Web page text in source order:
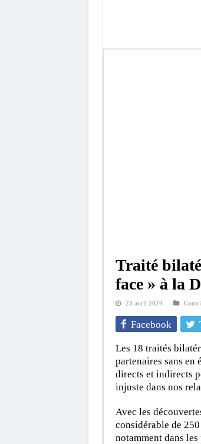
Traité
face » à la
23 avril 2024
Facebook
Les 18 traités
partenaires sans en
directs et indirects
injuste dans nos
Avec les
considérable de
notamment dans